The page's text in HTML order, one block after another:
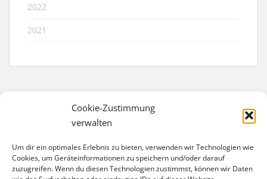
Cookie-Zustimmung
verwalten
Um dir ein optimales Erlebnis zu bieten, verwenden wir Technologien wie
Cookies, um Geräteinformationen zu speichern und/oder darauf
zuzugreifen. Wenn du diesen Technologien zustimmst, können wir Daten
2022
2021
Förderverein Trelleborg-Schule e. V.
Eschengraben 40